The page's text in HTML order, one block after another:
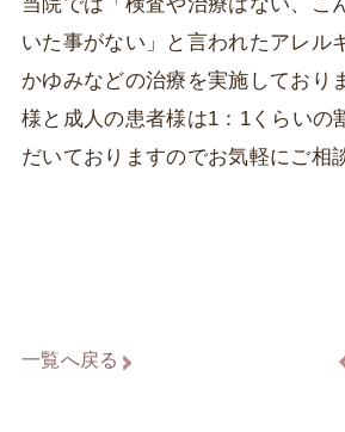
当院では「検査や治療はない、こ
いた事がない」と言われたアレル
かゆみなどの治療を実施しており
様と成人の患者様は1：1くらいの
だいておりますのでお気軽にご相
一覧へ戻る